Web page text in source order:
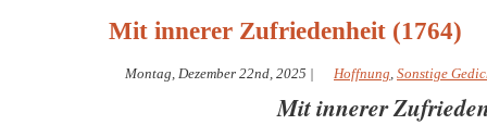
Mit innerer Zufriedenheit (1764)
Montag, Dezember 22nd, 2025 | Hoffnung, Sonstige
Mit innerer